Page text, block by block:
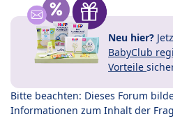
Neu hier?
BabyClub
Vorteile
Bitte beachten: Dieses Forum
Informationen zum Inhalt der